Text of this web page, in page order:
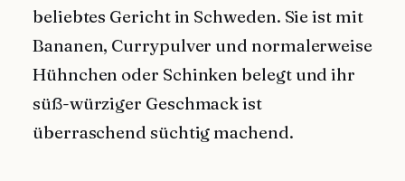
beliebtes Gericht in Schweden. Sie ist mit
Bananen, Currypulver und normalerweise
Hühnchen oder Schinken belegt und ihr
süß-würziger Geschmack ist
überraschend süchtig machend.